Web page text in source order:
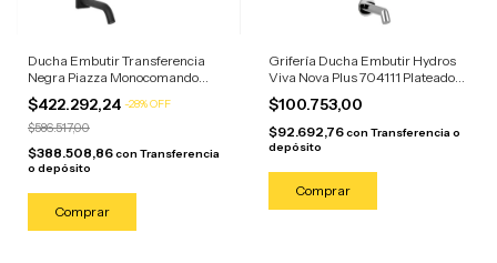
Ducha Embutir Transferencia
Negra Piazza Monocomando
Lounge Negro Mate
$422.292,24 -28%OFF
$586.517,00
$388.508,86con Transferencia
o depósito
Grifería Ducha Embutir Hydros
Viva Nova Plus 704111 Plateado
Cromado
$100.753,00
$92.692,76con Transferencia o
depósito